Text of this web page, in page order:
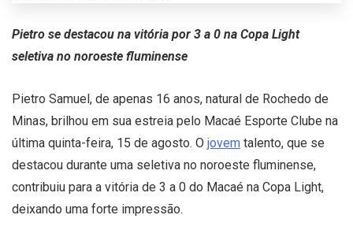
Pietro se destacou na vitória por 3 a 0 na Copa Light
seletiva no noroeste fluminense
Pietro Samuel, de apenas 16 anos, natural de Rochedo de
Minas, brilhou em sua estreia pelo Macaé Esporte Clube na
última quinta-feira, 15 de agosto. O jovem talento, que se
destacou durante uma seletiva no noroeste fluminense,
contribuiu para a vitória de 3 a 0 do Macaé na Copa Light,
deixando uma forte impressão.